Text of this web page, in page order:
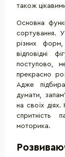
також
Основна
сортування.
різних
відповідні
поступово,
прекрасно
Адже
думати,
на своїх
спритність
моторика.